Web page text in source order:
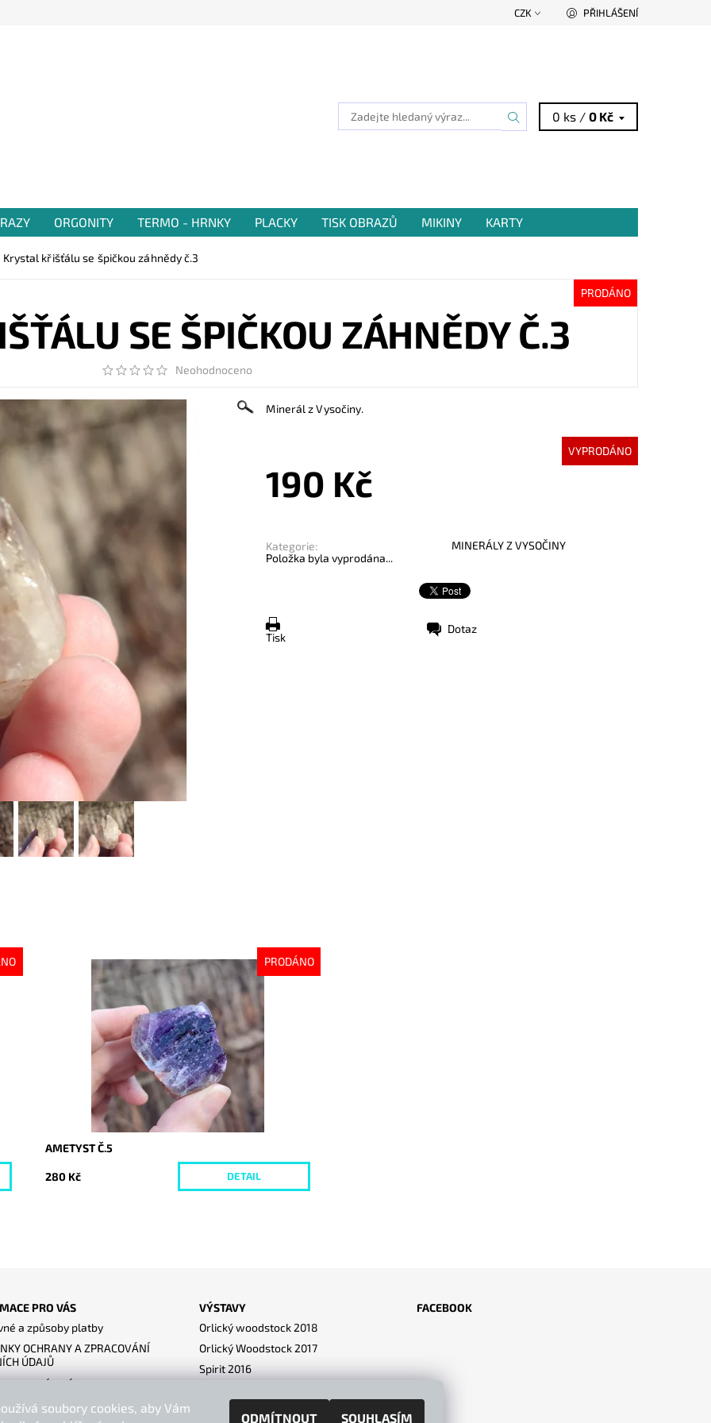
CZK PŘIHLÁŠENÍ
0 ks /0 Kč
ORGONITY TERMO - HRNKY PLACKY TISK OBRAZŮ MIKINY KARTY
Krystal křišťálu se špičkou záhnědy č.3
PRODÁNO
SE ŠPIČKOU ZÁHNĚDY Č.3
Neohodnoceno
Minerál z Vysočiny.
VYPRODÁNO
190 Kč
Kategorie:
MINERÁLY Z VYSOČINY
Položka byla vyprodána...
Tisk
Dotaz
PRODÁNO
Dostupnost:
9330
AMETYST Č.5
280 Kč DETAIL
PRO VÁS
a způsoby platby
OCHRANY A ZPRACOVÁNÍ
ÚDAJŮ
a vrácení
podmínky
VÝSTAVY
Orlický woodstock 2018
Orlický Woodstock 2017
Spirit 2016
Pub blik um - Diváky 2017
FACEBOOK
soubory cookies, aby Vám
ODMÍTNOUT SOUHLASÍM